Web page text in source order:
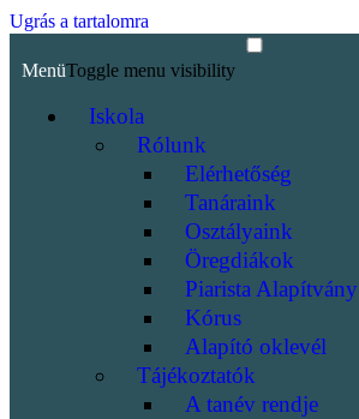
Ugrás a tartalomra
MenüToggle menu visibility
Iskola
Rólunk
Elérhetőség
Tanáraink
Osztályaink
Öregdiákok
Piarista Alapítvány
Kórus
Alapító oklevél
Tájékoztatók
A tanév rendje